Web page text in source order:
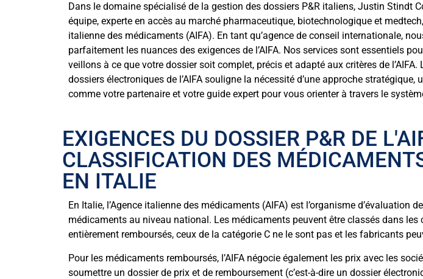
Dans le domaine spécialisé de la gestion des dossiers P&R italiens, Justin
équipe, experte en accès au marché pharmaceutique, biotechnologique et
italienne des médicaments (AIFA). En tant qu’agence de conseil internationale,
parfaitement les nuances des exigences de l’AIFA. Nos services sont essentiels
veillons à ce que votre dossier soit complet, précis et adapté aux critères de
dossiers électroniques de l’AIFA souligne la nécessité d’une approche
comme votre partenaire et votre guide expert pour vous orienter à travers le
EXIGENCES DU DOSSIER P&R DE
CLASSIFICATION DES
EN ITALIE
En Italie, l’Agence italienne des médicaments (AIFA) est l’organisme d’évaluation
médicaments au niveau national. Les médicaments peuvent être classés dans
entièrement remboursés, ceux de la catégorie C ne le sont pas et les fabricants
Pour les médicaments remboursés, l’AIFA négocie également les prix avec les
soumettre un dossier de prix et de remboursement (c’est-à-dire un dossier